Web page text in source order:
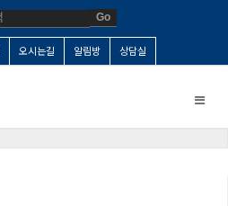
Go
오시는길 알림방 상담실
Toggle